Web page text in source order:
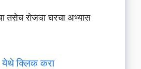
तसेच रोजचा घरचा अभ्यास
येथे क्लिक करा